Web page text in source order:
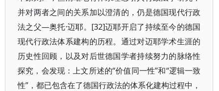
并对两者之间的关系加以澄清的，仍是德国现代行政
法之父—奥托·迈耶。[32]迈耶开启了持续至今的德国
现代行政法体系建构的历程。通过对迈耶学术生涯的
历史性回顾，以及对后世德国学者持续努力的脉络性
探究，会发现：上文所述的“价值同一性”和“逻辑一致
性”，都已包含在了德国行政法的体系化建构过程中，